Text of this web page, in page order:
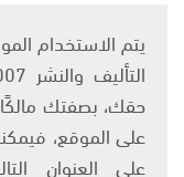
حقك، بصفتك
على الموقع،